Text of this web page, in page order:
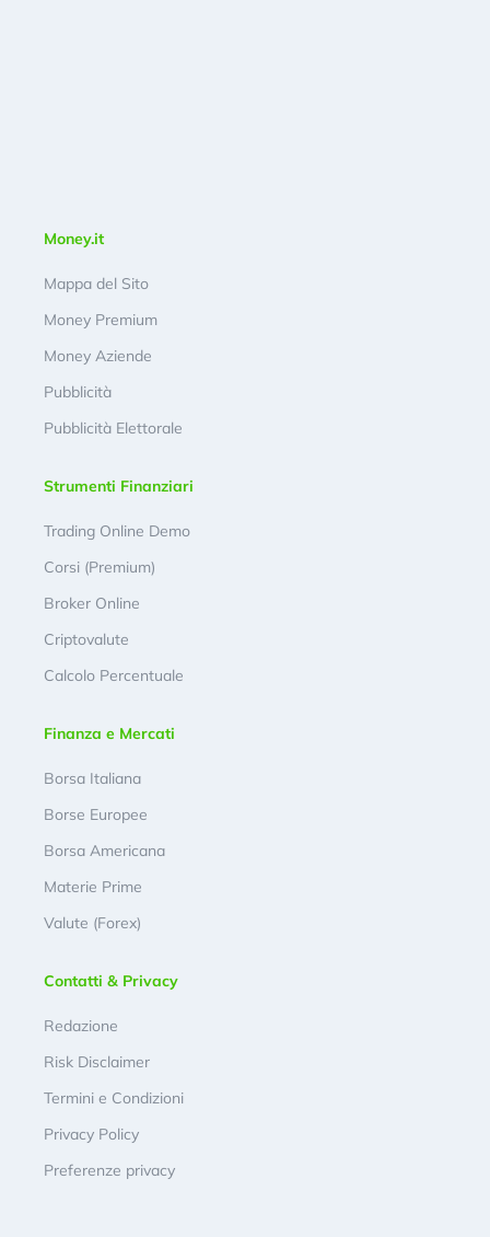
Money.it
Mappa del Sito
Money Premium
Money Aziende
Pubblicità
Pubblicità Elettorale
Strumenti Finanziari
Trading Online Demo
Corsi (Premium)
Broker Online
Criptovalute
Calcolo Percentuale
Finanza e Mercati
Borsa Italiana
Borse Europee
Borsa Americana
Materie Prime
Valute (Forex)
Contatti & Privacy
Redazione
Risk Disclaimer
Termini e Condizioni
Privacy Policy
Preferenze privacy